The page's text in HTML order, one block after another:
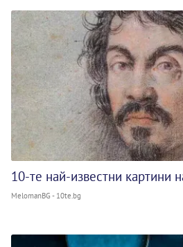
10-те най-известни картини
MelomanBG - 10te.bg